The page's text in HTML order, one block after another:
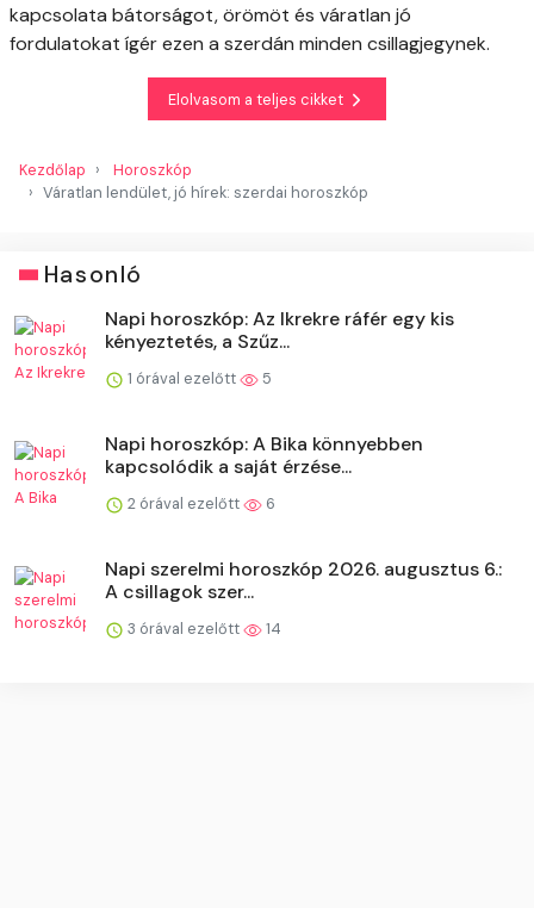
kapcsolata bátorságot, örömöt és váratlan jó
fordulatokat ígér ezen a szerdán minden csillagjegynek.
Elolvasom a teljes cikket
Kezdőlap
Horoszkóp
Váratlan lendület, jó hírek: szerdai horoszkóp
Hasonló
Napi horoszkóp: Az Ikrekre ráfér egy kis
kényeztetés, a Szűz...
1 órával ezelőtt 5
Napi horoszkóp: A Bika könnyebben
kapcsolódik a saját érzése...
2 órával ezelőtt 6
Napi szerelmi horoszkóp 2026. augusztus 6.:
A csillagok szer...
3 órával ezelőtt 14